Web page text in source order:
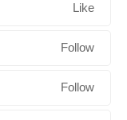
Like
Follow
Follow